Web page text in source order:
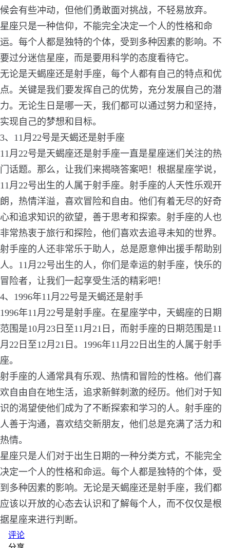
候会有些冲动，但他们勇敢面对挑战，不轻易放弃。
星座只是一种信仰，不能完全决定一个人的性格和命
运。每个人都是独特的个体，受到多种因素的影响。不
要过分迷信星座，而是要用科学的态度看待它。
无论是天蝎座还是射手座，每个人都有自己的特点和优
点。关键是我们要发挥自己的优势，充分发展自己的潜
力。无论生日是哪一天，我们都可以通过努力和坚持，
实现自己的梦想和目标。
3、11月22号是天蝎还是射手座
11月22号是天蝎座还是射手座一直是星座迷们关注的热
门话题。那么，让我们来揭晓答案吧！根据星座学说，
11月22号出生的人属于射手座。射手座的人天性乐观开
朗，热情洋溢，喜欢冒险和自由。他们有着无尽的好奇
心和追求知识的欲望，善于思考和探索。射手座的人也
非常热衷于旅行和探险，他们喜欢去追寻未知的世界。
射手座的人还非常乐于助人，总是愿意伸出援手帮助别
人。11月22号出生的人，你们是幸运的射手座，快乐的
冒险者，让我们一起享受生活的精彩吧！
4、1996年11月22号是天蝎还是射手
1996年11月22号是射手座。在星座学中，天蝎座的日期
范围是10月23日至11月21日，而射手座的日期范围是11
月22日至12月21日。1996年11月22日出生的人属于射手
座。
射手座的人通常具有乐观、热情和冒险的性格。他们喜
欢自由自在地生活，追求新鲜刺激的经历。他们对于知
识的渴望使他们成为了不断探索和学习的人。射手座的
人善于沟通，喜欢结交新朋友，他们总是充满了活力和
热情。
星座只是人们对于出生日期的一种分类方式，不能完全
决定一个人的性格和命运。每个人都是独特的个体，受
到多种因素的影响。无论是天蝎座还是射手座，我们都
应该以开放的心态去认识和了解每个人，而不仅仅是根
据星座来进行判断。
评论